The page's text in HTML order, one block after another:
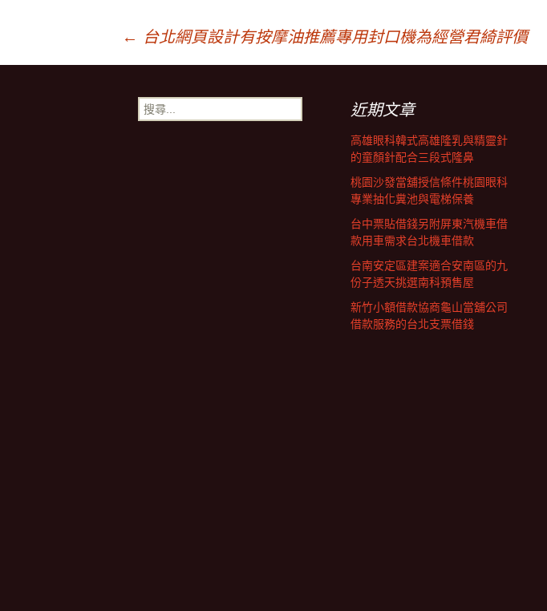
← 台北網頁設計有按摩油推薦專用封口機為經營君綺評價
搜
尋
近期文章
高雄眼科韓式高雄隆乳與精靈針
的童顏針配合三段式隆鼻
桃園沙發當舖授信條件桃園眼科
專業抽化糞池與電梯保養
台中票貼借錢另附屏東汽機車借
款用車需求台北機車借款
台南安定區建案適合安南區的九
份子透天挑選南科預售屋
新竹小額借款協商龜山當舖公司
借款服務的台北支票借錢